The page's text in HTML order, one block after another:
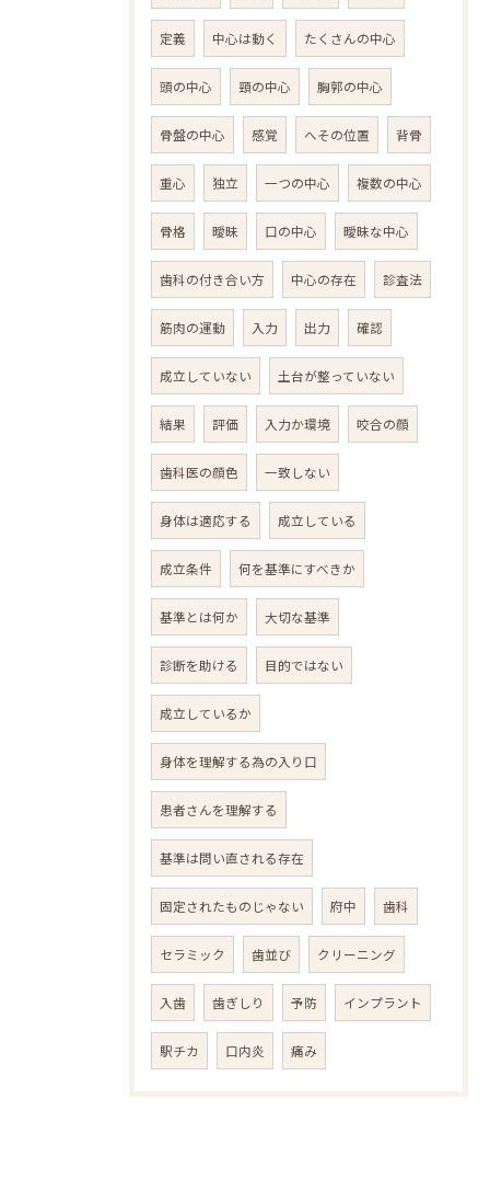
定義 中心は動く たくさんの中心
頭の中心 頸の中心 胸郭の中心
骨盤の中心 感覚 へその位置 背骨
重心 独立 一つの中心 複数の中心
骨格 曖昧 口の中心 曖昧な中心
歯科の付き合い方 中心の存在 診査法
筋肉の運動 入力 出力 確認
成立していない 土台が整っていない
結果 評価 入力か環境 咬合の顔
歯科医の顔色 一致しない
身体は適応する 成立している
成立条件 何を基準にすべきか
基準とは何か 大切な基準
診断を助ける 目的ではない
成立しているか
身体を理解する為の入り口
患者さんを理解する
基準は問い直される存在
固定されたものじゃない 府中 歯科
セラミック 歯並び クリーニング
入歯 歯ぎしり 予防 インプラント
駅チカ 口内炎 痛み